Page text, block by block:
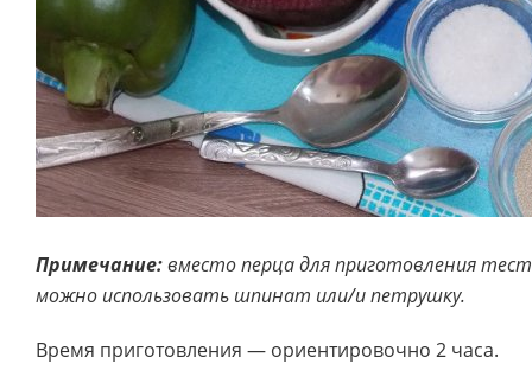
Примечание:вместо перца для приготовления
можно использовать шпинат или/и петрушку.
Время приготовления — ориентировочно 2 часа.